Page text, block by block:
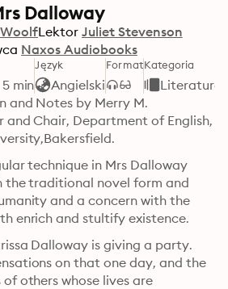
Dalloway
Lektor Juliet Stevenson
Naxos Audiobooks
min
Język
Angielski
FormatKategoria
Literatura
and Notes by Merry M.
and Chair, Department of English,
technique in Mrs Dalloway
the traditional novel form and
and a concern with the
enrich and stultify existence.
Dalloway is giving a party.
on that one day, and the
others whose lives are